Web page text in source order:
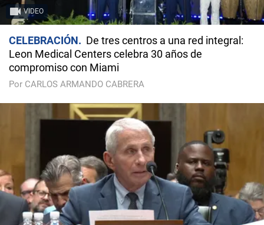
VIDEO
CELEBRACIÓN
De tres centros a una red integral:
Leon Medical Centers celebra 30 años de
compromiso con Miami
Por CARLOS ARMANDO CABRERA